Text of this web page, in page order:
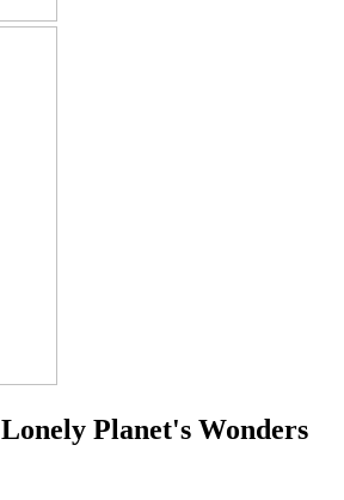
Lonely Planet's Wonders